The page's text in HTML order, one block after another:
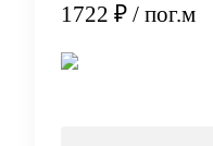
1722 ₽ / пог.м